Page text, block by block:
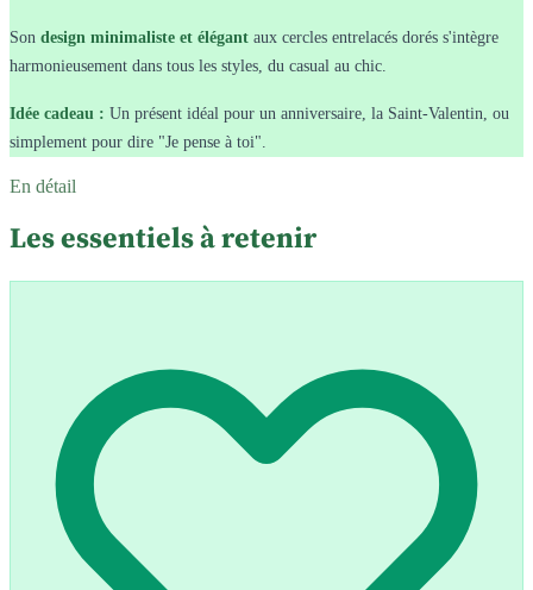
Son design minimaliste et élégant aux cercles entrelacés dorés s'intègre
harmonieusement dans tous les styles, du casual au chic.
Idée cadeau : Un présent idéal pour un anniversaire, la Saint-Valentin, ou
simplement pour dire "Je pense à toi".
En détail
Les essentiels à retenir